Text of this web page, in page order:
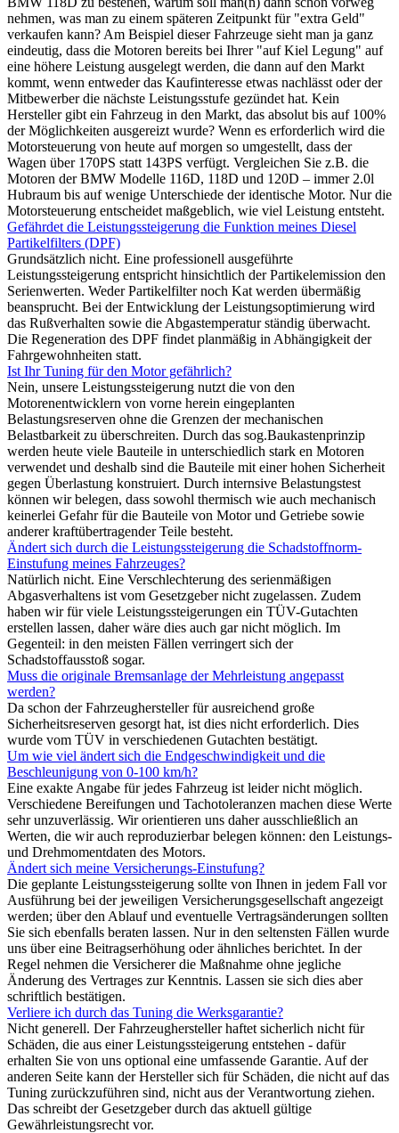
nehmen, was man zu einem späteren Zeitpunkt für "extra Geld"
verkaufen kann? Am Beispiel dieser Fahrzeuge sieht man ja ganz
eindeutig, dass die Motoren bereits bei Ihrer "auf Kiel Legung" auf
eine höhere Leistung ausgelegt werden, die dann auf den Markt
kommt, wenn entweder das Kaufinteresse etwas nachlässt oder der
Mitbewerber die nächste Leistungsstufe gezündet hat. Kein
Hersteller gibt ein Fahrzeug in den Markt, das absolut bis auf 100%
der Möglichkeiten ausgereizt wurde? Wenn es erforderlich wird die
Motorsteuerung von heute auf morgen so umgestellt, dass der
Wagen über 170PS statt 143PS verfügt. Vergleichen Sie z.B. die
Motoren der BMW Modelle 116D, 118D und 120D – immer 2.0l
Hubraum bis auf wenige Unterschiede der identische Motor. Nur die
Motorsteuerung entscheidet maßgeblich, wie viel Leistung entsteht.
Gefährdet die Leistungssteigerung die Funktion meines Diesel
Partikelfilters (DPF)
Grundsätzlich nicht. Eine professionell ausgeführte
Leistungssteigerung entspricht hinsichtlich der Partikelemission den
Serienwerten. Weder Partikelfilter noch Kat werden übermäßig
beansprucht. Bei der Entwicklung der Leistungsoptimierung wird
das Rußverhalten sowie die Abgastemperatur ständig überwacht.
Die Regeneration des DPF findet planmäßig in Abhängigkeit der
Fahrgewohnheiten statt.
Ist Ihr Tuning für den Motor gefährlich?
Nein, unsere Leistungssteigerung nutzt die von den
Motorenentwicklern von vorne herein eingeplanten
Belastungsreserven ohne die Grenzen der mechanischen
Belastbarkeit zu überschreiten. Durch das sog.Baukastenprinzip
werden heute viele Bauteile in unterschiedlich stark en Motoren
verwendet und deshalb sind die Bauteile mit einer hohen Sicherheit
gegen Überlastung konstruiert. Durch internsive Belastungstest
können wir belegen, dass sowohl thermisch wie auch mechanisch
keinerlei Gefahr für die Bauteile von Motor und Getriebe sowie
anderer kraftübertragender Teile besteht.
Ändert sich durch die Leistungssteigerung die Schadstoffnorm-
Einstufung meines Fahrzeuges?
Natürlich nicht. Eine Verschlechterung des serienmäßigen
Abgasverhaltens ist vom Gesetzgeber nicht zugelassen. Zudem
haben wir für viele Leistungssteigerungen ein TÜV-Gutachten
erstellen lassen, daher wäre dies auch gar nicht möglich. Im
Gegenteil: in den meisten Fällen verringert sich der
Schadstoffausstoß sogar.
Muss die originale Bremsanlage der Mehrleistung angepasst
werden?
Da schon der Fahrzeughersteller für ausreichend große
Sicherheitsreserven gesorgt hat, ist dies nicht erforderlich. Dies
wurde vom TÜV in verschiedenen Gutachten bestätigt.
Um wie viel ändert sich die Endgeschwindigkeit und die
Beschleunigung von 0-100 km/h?
Eine exakte Angabe für jedes Fahrzeug ist leider nicht möglich.
Verschiedene Bereifungen und Tachotoleranzen machen diese Werte
sehr unzuverlässig. Wir orientieren uns daher ausschließlich an
Werten, die wir auch reproduzierbar belegen können: den Leistungs-
und Drehmomentdaten des Motors.
Ändert sich meine Versicherungs-Einstufung?
Die geplante Leistungssteigerung sollte von Ihnen in jedem Fall vor
Ausführung bei der jeweiligen Versicherungsgesellschaft angezeigt
werden; über den Ablauf und eventuelle Vertragsänderungen sollten
Sie sich ebenfalls beraten lassen. Nur in den seltensten Fällen wurde
uns über eine Beitragserhöhung oder ähnliches berichtet. In der
Regel nehmen die Versicherer die Maßnahme ohne jegliche
Änderung des Vertrages zur Kenntnis. Lassen sie sich dies aber
schriftlich bestätigen.
Verliere ich durch das Tuning die Werksgarantie?
Nicht generell. Der Fahrzeughersteller haftet sicherlich nicht für
Schäden, die aus einer Leistungssteigerung entstehen - dafür
erhalten Sie von uns optional eine umfassende Garantie. Auf der
anderen Seite kann der Hersteller sich für Schäden, die nicht auf das
Tuning zurückzuführen sind, nicht aus der Verantwortung ziehen.
Das schreibt der Gesetzgeber durch das aktuell gültige
Gewährleistungsrecht vor.